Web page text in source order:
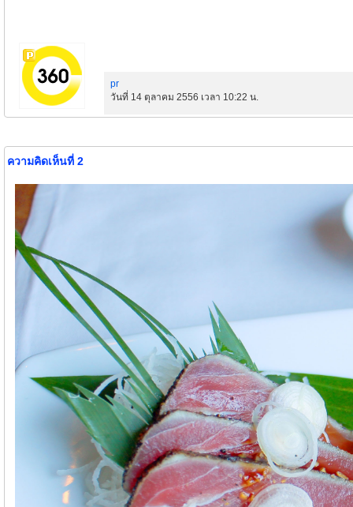
pr
วันที่ 14 ตุลาคม 2556 เวลา 10:22 น.
ความคิดเห็นที่ 2